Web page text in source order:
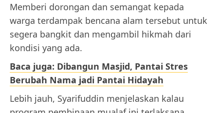
Memberi dorongan dan semangat kepada
warga terdampak bencana alam tersebut untuk
segera bangkit dan mengambil hikmah dari
kondisi yang ada.
Baca juga: Dibangun Masjid, Pantai Stres
Berubah Nama jadi Pantai Hidayah
Lebih jauh, Syarifuddin menjelaskan kalau